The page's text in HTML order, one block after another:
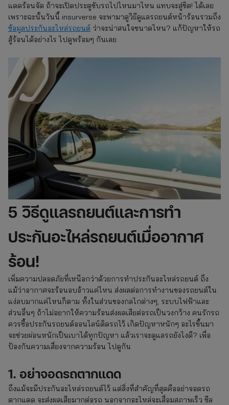
แดดร้อนจัด ถ้าจะเปิดประตูขับรถไปไหนมาไหน แทบจะสู่ขิต! ได้เลย
เพราะฉะนั้นวันนี้ insurverse จะพามาดูวิธีดูแลรถยนต์หน้าร้อนรวมถึง
ข้อมูลประกันอะไหล่รถยนต์ ว่าจะน่าสนใจขนาดไหน? แก้ปัญหาให้รถ
สู้ร้อนได้อย่างไร ไปดูพร้อมๆ กันเลย
5 วิธีดูแลรถยนต์และการทำ
ประกันอะไหล่รถยนต์เมื่ออากาศ
ร้อน!
เพิ่มความปลอดภัยที่เหนือกว่าด้วยการทำประกันอะไหล่รถยนต์ ถึง
แม้ว่าอากาศจะร้อนอบอ้าวแค่ไหน ส่งผลต่อการทำงานของรถยนต์ใน
แง่ลบมากแค่ไหนก็ตาม ทั้งในส่วนของกลไกต่างๆ, ระบบไฟฟ้าและ
ส่วนอื่นๆ ถ้าไม่อยากให้ความร้อนส่งผลเสียต่อรถเป็นวงกว้าง คนรักรถ
ควรซื้อประกันรถยนต์ออนไลน์ติดรถไว้ เกิดปัญหาหนักๆ อะไรขึ้นมา
จะช่วยผ่อนหนักเป็นเบาได้ทุกปัญหา แล้วเราจะดูแลรถยังไงดี? เพื่อ
ป้องกันความเสี่ยงจากความร้อน ไปดูกัน
1. อย่าจอดรถตากแดด
ถึงแม้จะมีประกันอะไหล่รถยนต์ไว้ แต่สิ่งที่สำคัญที่สุดคืออย่าจอดรถ
ตากแดด จะส่งผลเสียมากต่อรถ นอกจากอะไหล่จะเสื่อมสภาพเร็ว ซีล